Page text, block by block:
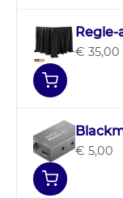
Regie-
€ 35,00
€ 5,00